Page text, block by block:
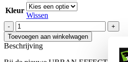
Kleur
Wissen
Puma
Airtwist
Blue
Laag
644620
Toevoegen aan winkelwagen
Beschrijving